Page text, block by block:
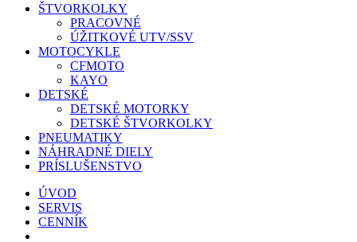
ŠTVORKOLKY
PRACOVNÉ
ÚŽITKOVÉ UTV/SSV
MOTOCYKLE
CFMOTO
KAYO
DETSKÉ
DETSKÉ MOTORKY
DETSKÉ ŠTVORKOLKY
PNEUMATIKY
NÁHRADNÉ DIELY
PRÍSLUŠENSTVO
ÚVOD
SERVIS
CENNÍK